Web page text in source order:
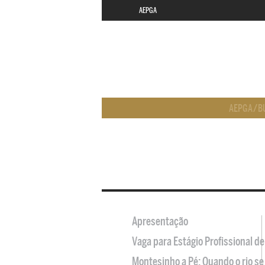
AEPGA
AEPGA/
Apresentação
Vaga para Estágio Profissional
Montesinho a Pé: Quando o rio